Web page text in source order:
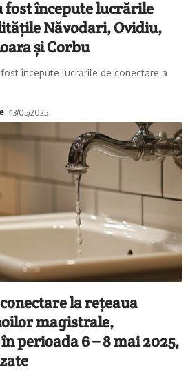
fost începute lucrările
Năvodari, Ovidiu,
și Corbu
fost începute lucrările de conectare a
13/05/2025
la rețeaua
magistrale,
perioada 6 – 8 mai 2025,